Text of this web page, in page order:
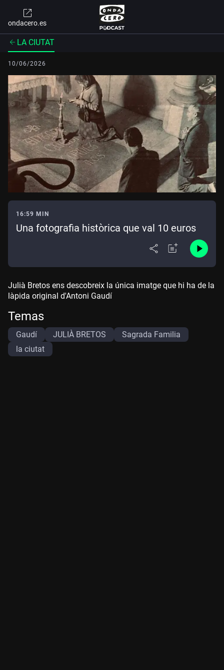
ondacero.es
LA CIUTAT
10/06/2026
16:59 MIN
Una fotografia històrica que val 10 euros
Julià Bretos ens descobreix la única imatge que hi ha de la
làpida original d'Antoni Gaudí
Temas
Gaudí JULIÀ BRETOS
Sagrada Familia
la ciutat